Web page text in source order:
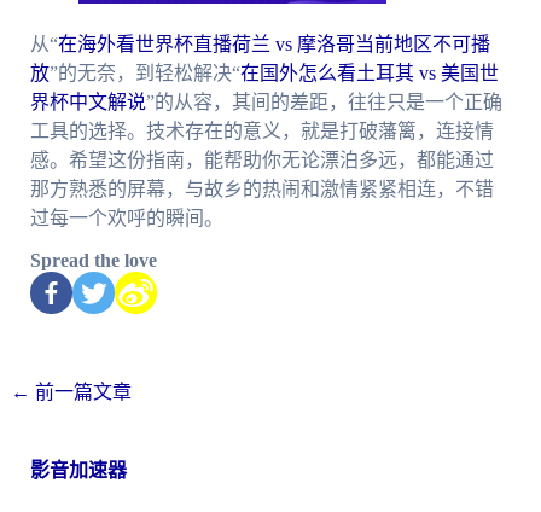
从“在海外看世界杯直播荷兰 vs 摩洛哥当前地区不可播
放”的无奈，到轻松解决“在国外怎么看土耳其 vs 美国世
界杯中文解说”的从容，其间的差距，往往只是一个正确
工具的选择。技术存在的意义，就是打破藩篱，连接情
感。希望这份指南，能帮助你无论漂泊多远，都能通过
那方熟悉的屏幕，与故乡的热闹和激情紧紧相连，不错
过每一个欢呼的瞬间。
Spread the love
← 前一篇文章
影音加速器